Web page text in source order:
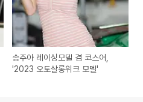
송주아 레이싱모델 겸 코스어,
'2023 오토살롱위크 모델'